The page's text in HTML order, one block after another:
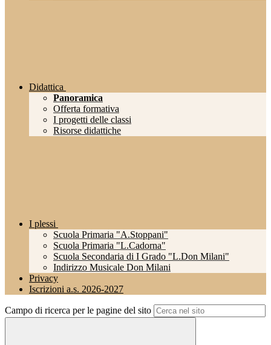
Didattica
Panoramica
Offerta formativa
I progetti delle classi
Risorse didattiche
I plessi
Scuola Primaria "A.Stoppani"
Scuola Primaria "L.Cadorna"
Scuola Secondaria di I Grado "L.Don Milani"
Indirizzo Musicale Don Milani
Privacy
Iscrizioni a.s. 2026-2027
Campo di ricerca per le pagine del sito